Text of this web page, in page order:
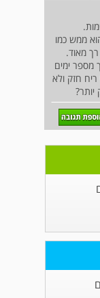
ממש כמו
מאוד.
מספר ימים
ריח חזק ולא